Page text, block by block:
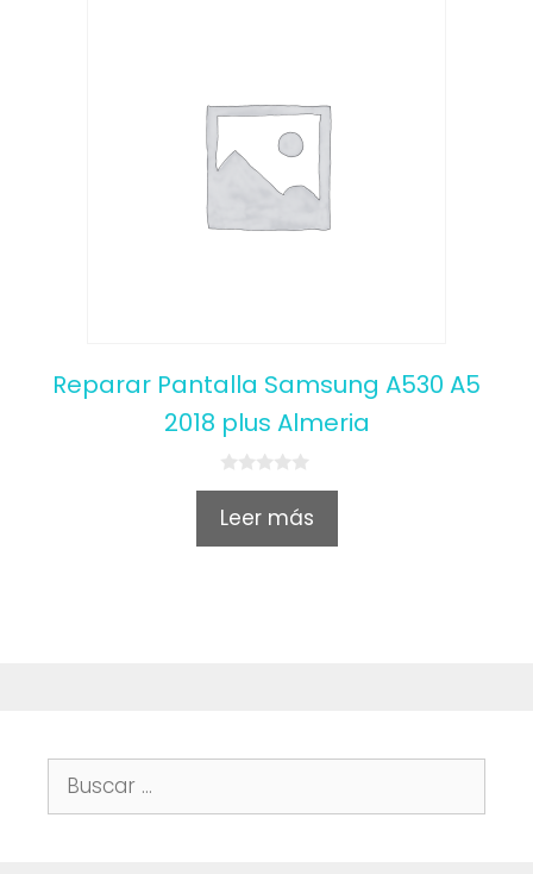
Reparar Pantalla Samsung A530 A5
2018 plus Almeria
0
u
Leer más
Buscar: